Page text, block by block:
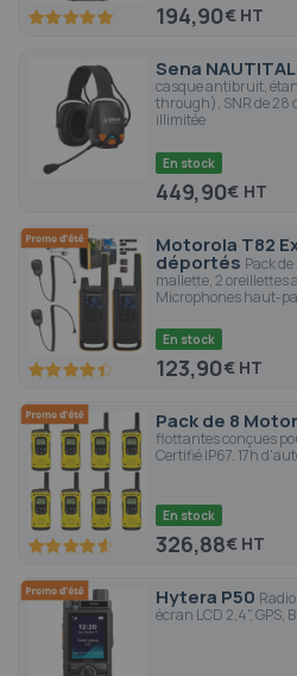
100 100 194,90€
Sena
casque antibruit,
through), SNR de 28
illimitée
En stock
449,90€
Motorola T82
déportés Pack
mallette, 2 oreillettes
Microphones haut-
88 100
En stock
123,90€
Pack de 8
flottantes conçues
Certifié IP67. 17h
91.8 100
En stock
326,88€
Hytera P50
écran LCD 2,4", GPS,